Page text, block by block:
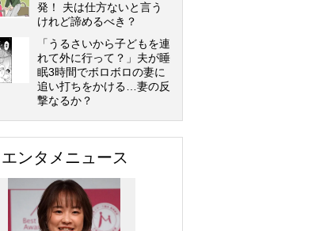
発！ 夫は仕方ないと言う
けれど諦めるべき？
「うるさいから子どもを連
れて外に行って？」夫が睡
眠3時間でボロボロの妻に
追い打ちをかける…妻の反
撃なるか？
エンタメニュース